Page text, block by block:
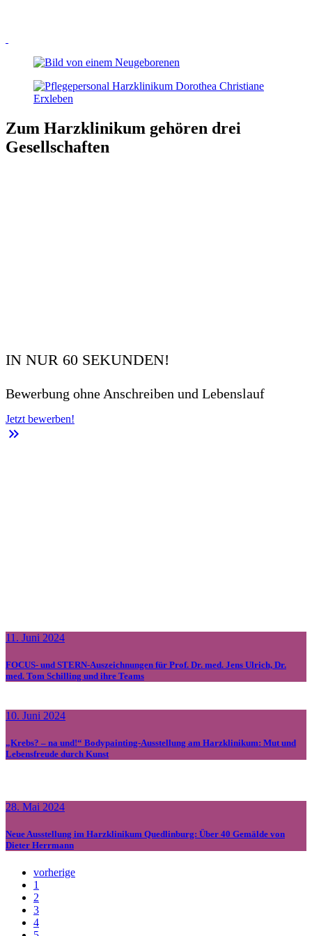
Zum Harzklinikum gehören drei
Gesellschaften
IN NUR 60 SEKUNDEN!
Bewerbung ohne Anschreiben und Lebenslauf
Jetzt bewerben!
keyboard_double_arrow_right
11. Juni 2024
FOCUS- und STERN-Auszeichnungen für Prof. Dr. med. Jens Ulrich, Dr.
med. Tom Schilling und ihre Teams
10. Juni 2024
„Krebs? – na und!“ Bodypainting-Ausstellung am Harzklinikum: Mut und
Lebensfreude durch Kunst
28. Mai 2024
Neue Ausstellung im Harzklinikum Quedlinburg: Über 40 Gemälde von
Dieter Herrmann
vorherige
1
2
3
4